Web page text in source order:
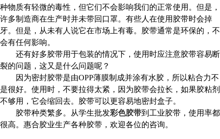
种物质有轻微的毒性，但它们不会影响我们的正常使用。但是，
许多制造商在生产时并未带回口罩。有些人在使用胶带时会掉
牙。但是，从未有人说它在市场上有毒。胶带通常是环保的，不
会有任何影响。
还有好多胶带用于包装的情况下，使用时应注意胶带容易断
裂的问题，这又是什么问题呢？
因为密封胶带是由OPP薄膜制成并涂有水胶，所以粘合力不
是很好。使用时，不要拉得太紧，因为胶带会拉长，如果胶粘剂
不够用，它会缩回去。胶带可以更容易地密封盒子。
胶带种类繁多。从学生批发彩色胶带到工业胶带，使用率都
很高。惠合胶业生产各种胶带，欢迎各位的咨询。